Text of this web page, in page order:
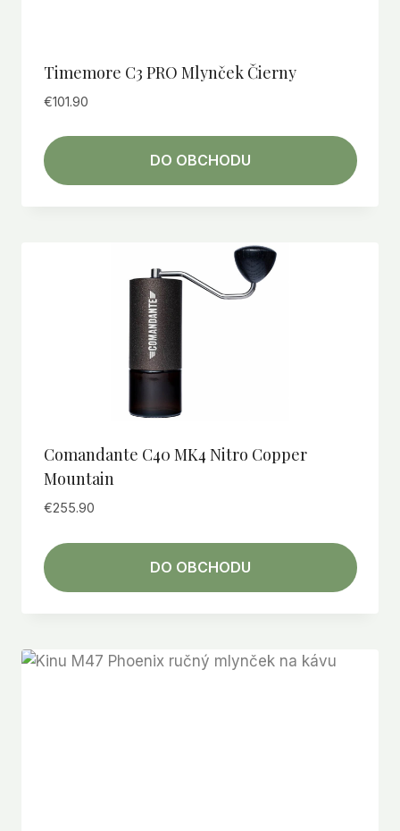
Timemore C3 PRO Mlynček Čierny
€101.90
DO OBCHODU
Comandante C40 MK4 Nitro Copper
Mountain
€255.90
DO OBCHODU